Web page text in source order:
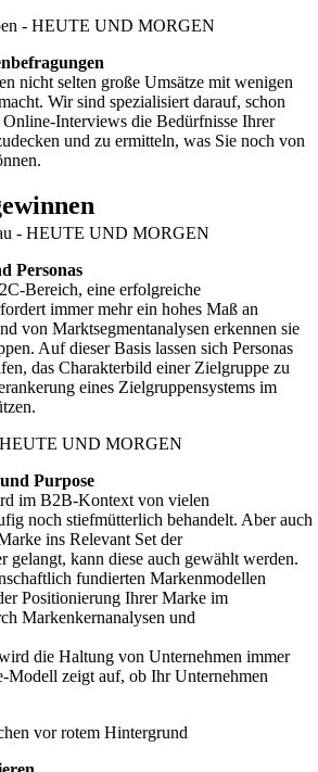
nicht selten große Umsätze mit wenigen
Wir sind spezialisiert darauf, schon
Interviews die Bedürfnisse Ihrer
und zu ermitteln, was Sie noch von
Personas
Bereich, eine erfolgreiche
immer mehr ein hohes Maß an
von Marktsegmentanalysen erkennen sie
Auf dieser Basis lassen sich Personas
das Charakterbild einer Zielgruppe zu
eines Zielgruppensystems im
Purpose
im B2B-Kontext von vielen
noch stiefmütterlich behandelt. Aber auch
ins Relevant Set der
gelangt, kann diese auch gewählt werden.
fundierten Markenmodellen
Positionierung Ihrer Marke im
Markenkernanalysen und
die Haltung von Unternehmen immer
Modell zeigt auf, ob Ihr Unternehmen